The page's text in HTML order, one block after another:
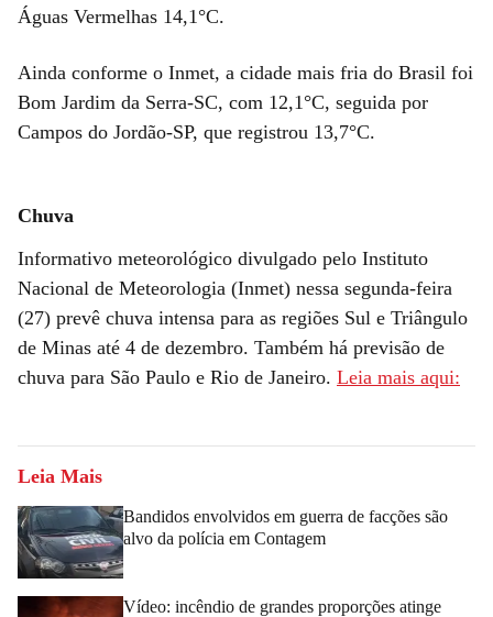
Águas Vermelhas 14,1°C.
Ainda conforme o Inmet, a cidade mais fria do Brasil foi
Bom Jardim da Serra-SC, com 12,1°C, seguida por
Campos do Jordão-SP, que registrou 13,7°C.
Chuva
Informativo meteorológico divulgado pelo Instituto
Nacional de Meteorologia (Inmet) nessa segunda-feira
(27) prevê chuva intensa para as regiões Sul e Triângulo
de Minas até 4 de dezembro. Também há previsão de
chuva para São Paulo e Rio de Janeiro. Leia mais aqui:
Leia Mais
Bandidos envolvidos em guerra de facções são
alvo da polícia em Contagem
Vídeo: incêndio de grandes proporções atinge